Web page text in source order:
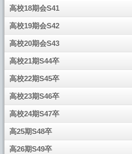
約半世紀ぶりに、この校歌を５０
丘帰会（何とも酒落た名称ではな
た。久々の再会への幹事諸兄の配慮
め襟や制服姿のクラス毎集合写真の
た。ボケた白黒写真のコピーがまた
くすぐった。その一人ひとりの表情
き上がって来る。白髪や、薄くなっ
りを無視すれば、半世紀前にすぐに
高校時代とは、人生の中で最も多
だろう。ただし、やはり半世紀とは
５０人５０色、それぞれの人生があ
それなりの年輪があった。若き日の
それぞれの年輪は曲がっていよう
高校18期会S41
高校19期会S42
高校20期会S43
高校21期S44卒
高校22期S45卒
高校23期S46卒
高校24期S47卒
高25期S48卒
高26期S49卒